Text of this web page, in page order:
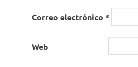
Correo electrónico *
Web